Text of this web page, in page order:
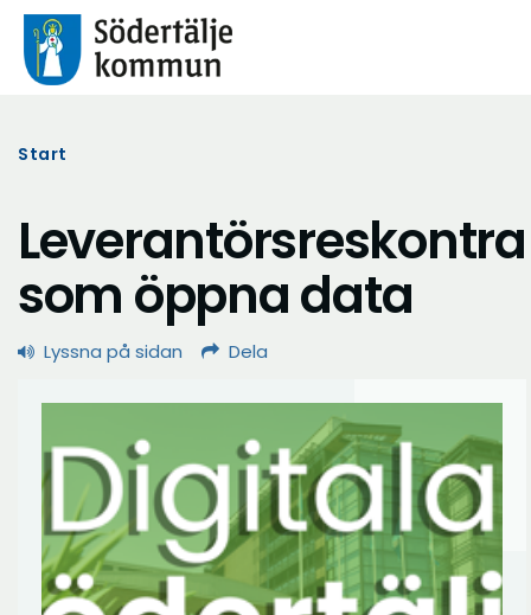
Start
Leverantörsreskontra
som öppna data
Lyssna på sidan Dela